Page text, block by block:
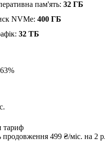
пам'ять: 32 ГБ
NVMe: 400 ГБ
32 TБ
тариф
продовження 499 ₴/міс. на 2 р.